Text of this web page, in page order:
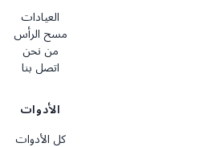
العيادات
مسح الرأس
من نحن
اتصل بنا
الأدوات
كل الأدوات